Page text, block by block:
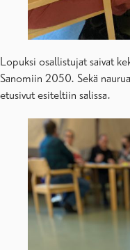
Lopuksi osallistujat saivat
Sanomiin 2050. Sekä
etusivut esiteltiin salissa.